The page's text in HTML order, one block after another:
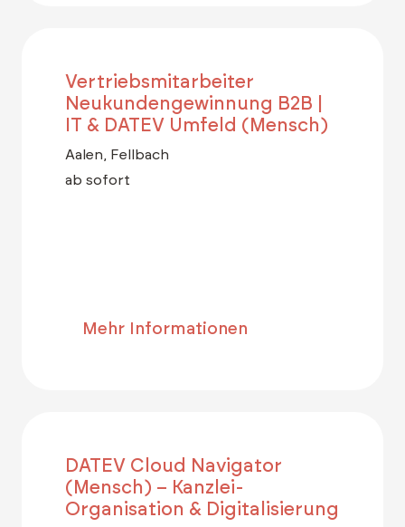
Vertriebsmitarbeiter
Neukundengewinnung B2B |
IT & DATEV Umfeld (Mensch)
Aalen, Fellbach
ab sofort
Mehr Informationen
DATEV Cloud Navigator
(Mensch) – Kanzlei-
Organisation & Digitalisierung